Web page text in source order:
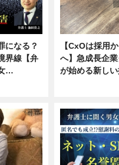
になる？
界線【弁
…
【CxOは採用
へ】急成長企
が始める新し